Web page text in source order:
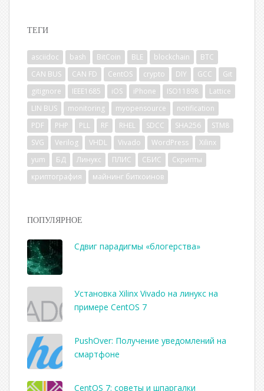
ТЕГИ
asciidoc bash BitCoin BLE blockchain
BTC
CAN BUS
CAN FD CentOS crypto DIY GCC
Git
gitignore
IEEE1685 iOS iPhone ISO11898
Lattice
LIN BUS
monitoring myopensource
notification
PDF
PHP PLL RF RHEL SDCC SHA256
STM8
SVG
Verilog VHDL Vivado WordPress
Xilinx
yum
БД Линукс ПЛИС СБИС
Скрипты
криптография
майнинг биткоинов
ПОПУЛЯРНОЕ
Сдвиг парадигмы «блогерства»
Установка Xilinx Vivado на линукс на
примере CentOS 7
PushOver: Получение уведомлений на
смартфоне
CentOS 7: советы и шпаргалки